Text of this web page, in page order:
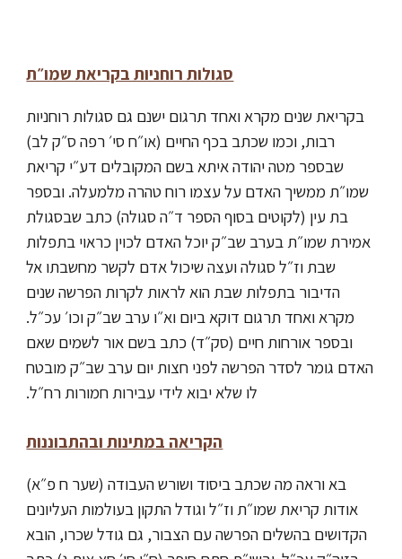
סגולות רוחניות בקריאת שמו״ת
בקריאת שנים מקרא ואחד תרגום ישנם גם סגולות רוחניות
רבות, וכמו שכתב בכף החיים (או״ח סי׳ רפה ס״ק לב)
שבספר מטה יהודה איתא בשם המקובלים דע״י קריאת
שמו״ת ממשיך האדם על עצמו רוח טהרה מלמעלה. ובספר
בת עין (לקוטים בסוף הספר ד״ה סגולה) כתב שבסגולת
אמירת שמו״ת בערב שב״ק יוכל האדם לכוין כראוי בתפלות
שבת וז״ל סגולה ועצה שיכול אדם לקשר מחשבתו אל
הדיבור בתפלות שבת הוא לראות לקרות הפרשה שנים
מקרא ואחד תרגום דוקא ביום וא״ו ערב שב״ק וכו׳ עכ״ל.
ובספר אורחות חיים (סק״ד) כתב בשם אור לשמים שאם
האדם גומר לסדר הפרשה לפני חצות יום ערב שב״ק מובטח
לו שלא יבוא לידי עבירות חמורות רח״ל.
הקריאה במתינות ובהתבוננות
בא וראה מה שכתב ביסוד ושורש העבודה (שער ח פ״א)
אודות קריאת שמו״ת וז״ל וגודל התקון בעולמות העליונים
הקדושים בהשלים הפרשה עם הצבור, גם גודל שכרו, הובא